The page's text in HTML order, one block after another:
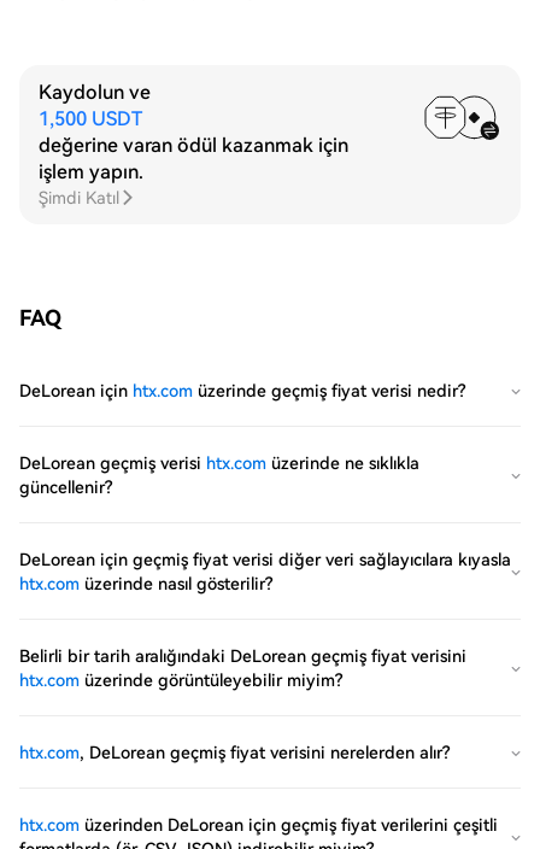
Kaydolun ve
1,500 USDT
değerine varan ödül kazanmak için
işlem yapın.
Şimdi Katıl
FAQ
DeLorean için htx.com üzerinde geçmiş fiyat verisi nedir?
DeLorean geçmiş verisi htx.com üzerinde ne sıklıkla
güncellenir?
DeLorean için geçmiş fiyat verisi diğer veri sağlayıcılara kıyasla
htx.com üzerinde nasıl gösterilir?
Belirli bir tarih aralığındaki DeLorean geçmiş fiyat verisini
htx.com üzerinde görüntüleyebilir miyim?
htx.com, DeLorean geçmiş fiyat verisini nerelerden alır?
htx.com üzerinden DeLorean için geçmiş fiyat verilerini çeşitli